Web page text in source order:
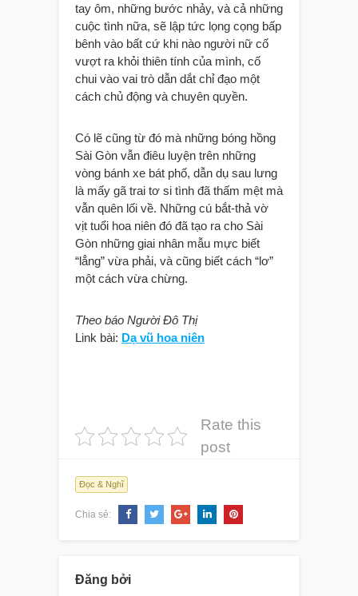
tay ôm, những bước nhảy, và cả những
cuộc tình nữa, sẽ lập tức lọng cọng bấp
bênh vào bất cứ khi nào người nữ cố
vượt ra khỏi thiên tính của mình, cố
chui vào vai trò dẫn dắt chỉ đạo một
cách chủ động và chuyên quyền.
Có lẽ cũng từ đó mà những bóng hồng
Sài Gòn vẫn điêu luyện trên những
vòng bánh xe bát phố, dẫn dụ sau lưng
là mấy gã trai tơ si tình đã thấm mệt mà
vẫn quên lối về. Những cú bắt-thả vờ
vịt tuổi hoa niên đó đã tạo ra cho Sài
Gòn những giai nhân mẫu mực biết
“lẳng” vừa phải, và cũng biết cách “lơ”
một cách vừa chừng.
Theo báo Người Đô Thị
Link bài: Dạ vũ hoa niên
Rate this
post
Đọc & Nghĩ
Chia sẻ:
Đăng bởi